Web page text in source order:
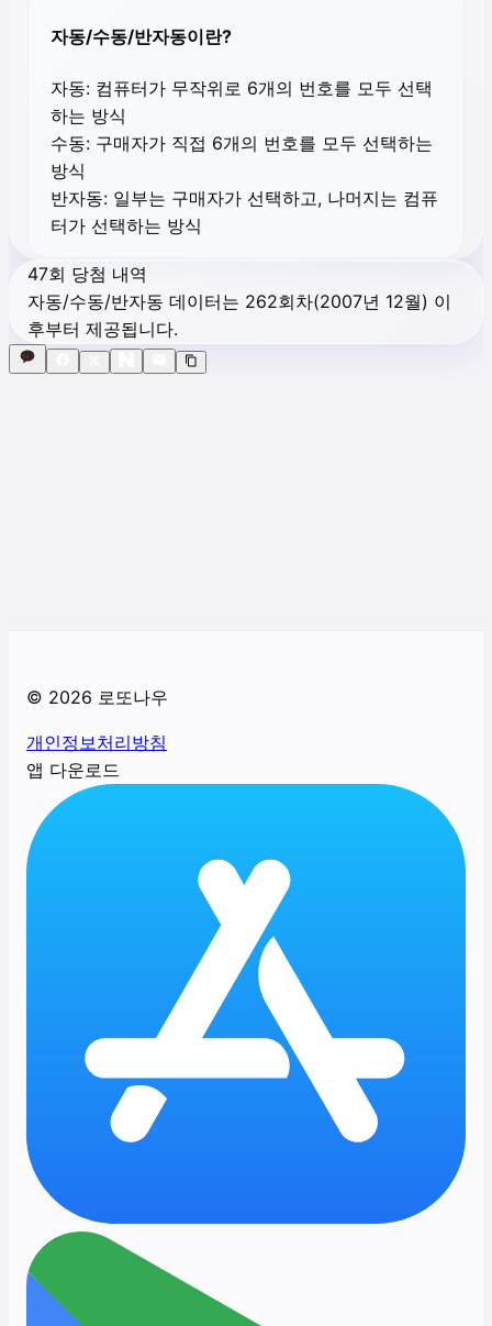
자동/수동/반자동이란?
자동: 컴퓨터가 무작위로 6개의 번호를 모두 선택
하는 방식
수동: 구매자가 직접 6개의 번호를 모두 선택하는
방식
반자동: 일부는 구매자가 선택하고, 나머지는 컴퓨
터가 선택하는 방식
47회 당첨 내역
자동/수동/반자동 데이터는 262회차(2007년 12월) 이
후부터 제공됩니다.
© 2026 로또나우
개인정보처리방침
앱 다운로드